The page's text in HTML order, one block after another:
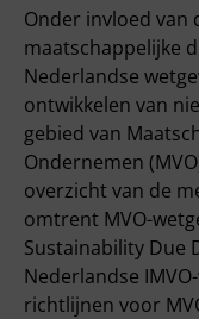
Onder invloed van
maatschappelijke
Nederlandse
ontwikkelen van
gebied van
Ondernemen
overzicht van de
omtrent MVO-
Sustainability Due
Nederlandse
richtlijnen voor